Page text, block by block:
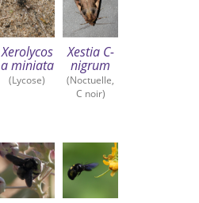
Xerolycos
a miniata
(Lycose)
Xestia C-
nigrum
(Noctuelle,
C noir)